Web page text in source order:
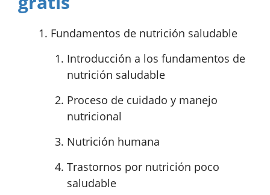
Fundamentos de nutrición saludable
Introducción a los fundamentos de
nutrición saludable
Proceso de cuidado y manejo
nutricional
Nutrición humana
Trastornos por nutrición poco
saludable